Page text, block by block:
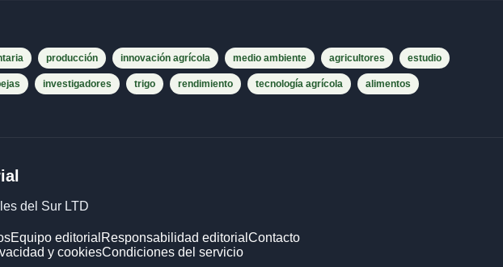
producción innovación agrícola medio ambiente agricultores estudio
investigadores trigo rendimiento tecnología agrícola alimentos
del Sur LTD
Equipo editorial Responsabilidad editorial Contacto
y cookiesCondiciones del servicio